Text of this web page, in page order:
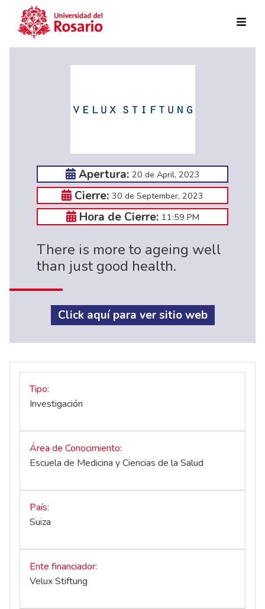
Apertura: 20 de April, 2023
Cierre: 30 de September, 2023
Hora de Cierre: 11:59 PM
There is more to ageing well
than just good health.
Click aquí para ver sitio web
Tipo
Investigación
Área de Conocimiento
Escuela de Medicina y Ciencias de la Salud
País
Suiza
Ente financiador
Velux Stiftung